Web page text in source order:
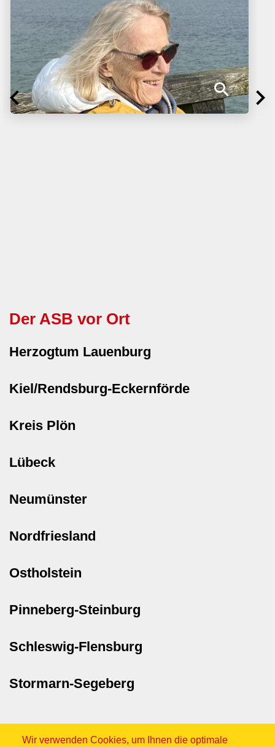
Der ASB vor Ort
Herzogtum Lauenburg
Kiel/Rendsburg-Eckernförde
Kreis Plön
Lübeck
Neumünster
Nordfriesland
Ostholstein
Pinneberg-Steinburg
Schleswig-Flensburg
Stormarn-Segeberg
Wir verwenden Cookies, um Ihnen die optimale